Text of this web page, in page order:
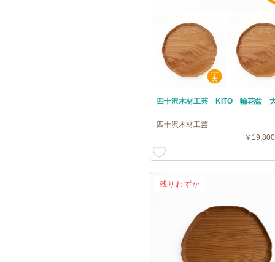
四十沢木材工芸 KITO 輪花盆
四十沢木材工芸
￥
残りわずか